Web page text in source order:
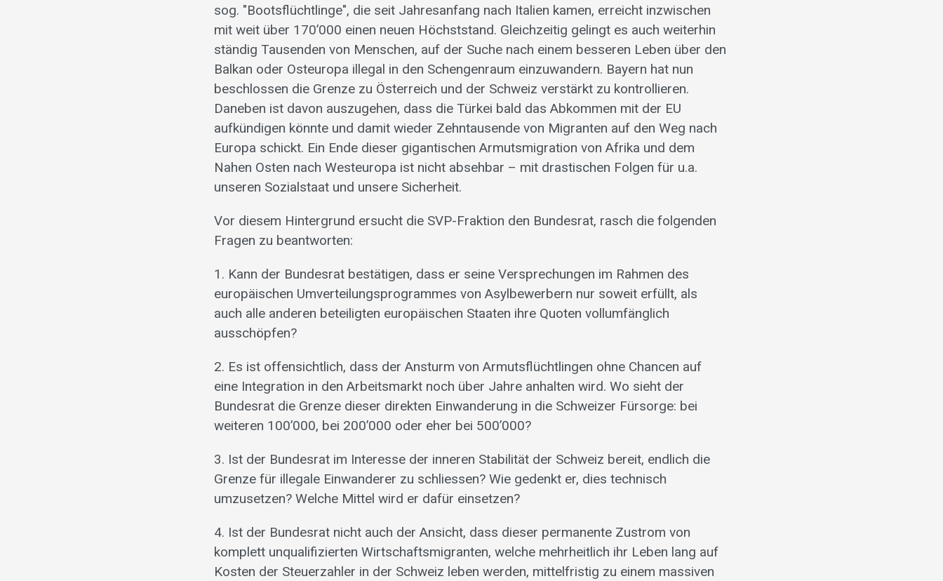
sog. "Bootsflüchtlinge", die seit Jahresanfang nach Italien kamen, erreicht inzwischen
mit weit über 170’000 einen neuen Höchststand. Gleichzeitig gelingt es auch weiterhin
ständig Tausenden von Menschen, auf der Suche nach einem besseren Leben über den
Balkan oder Osteuropa illegal in den Schengenraum einzuwandern. Bayern hat nun
beschlossen die Grenze zu Österreich und der Schweiz verstärkt zu kontrollieren.
Daneben ist davon auszugehen, dass die Türkei bald das Abkommen mit der EU
aufkündigen könnte und damit wieder Zehntausende von Migranten auf den Weg nach
Europa schickt. Ein Ende dieser gigantischen Armutsmigration von Afrika und dem
Nahen Osten nach Westeuropa ist nicht absehbar – mit drastischen Folgen für u.a.
unseren Sozialstaat und unsere Sicherheit.
Vor diesem Hintergrund ersucht die SVP-Fraktion den Bundesrat, rasch die folgenden
Fragen zu beantworten:
1. Kann der Bundesrat bestätigen, dass er seine Versprechungen im Rahmen des
europäischen Umverteilungsprogrammes von Asylbewerbern nur soweit erfüllt, als
auch alle anderen beteiligten europäischen Staaten ihre Quoten vollumfänglich
ausschöpfen?
2. Es ist offensichtlich, dass der Ansturm von Armutsflüchtlingen ohne Chancen auf
eine Integration in den Arbeitsmarkt noch über Jahre anhalten wird. Wo sieht der
Bundesrat die Grenze dieser direkten Einwanderung in die Schweizer Fürsorge: bei
weiteren 100’000, bei 200’000 oder eher bei 500’000?
3. Ist der Bundesrat im Interesse der inneren Stabilität der Schweiz bereit, endlich die
Grenze für illegale Einwanderer zu schliessen? Wie gedenkt er, dies technisch
umzusetzen? Welche Mittel wird er dafür einsetzen?
4. Ist der Bundesrat nicht auch der Ansicht, dass dieser permanente Zustrom von
komplett unqualifizierten Wirtschaftsmigranten, welche mehrheitlich ihr Leben lang auf
Kosten der Steuerzahler in der Schweiz leben werden, mittelfristig zu einem massiven